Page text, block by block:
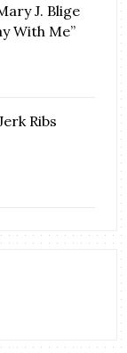
J. Blige
With Me”
Ribs